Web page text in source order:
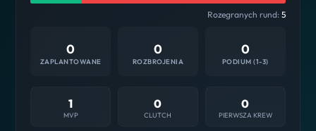
Rozegranych rund: 5
0
ZAPLANTOWANE
0
ROZBROJENIA
0
PODIUM (1-3)
1
MVP
0
CLUTCH
0
PIERWSZA KREW